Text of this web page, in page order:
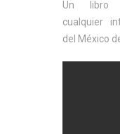
Un libro
cualquier
del México